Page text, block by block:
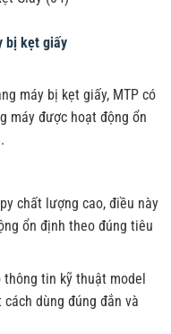
bị kẹt giấy
máy bị kẹt giấy, MTP có
máy được hoạt động ổn
chất lượng cao, điều này
ổn định theo đúng tiêu
tin kỹ thuật model
dùng đúng đắn và